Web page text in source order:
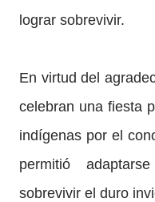
lograr sobrevivir.
En virtud del
celebran una fiesta
indígenas por el
permitió
sobrevivir el duro